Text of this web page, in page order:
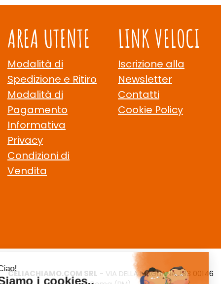
AREA UTENTE
Modalità di
Spedizione e Ritiro
Modalità di
Pagamento
Informativa
Privacy
Condizioni di
Vendita
LINK VELOCI
Iscrizione alla
Newsletter
Contatti
Cookie Policy
CELIACHIAMO.COM SRL - VIA DELLA MAGLIANA, 183 00146